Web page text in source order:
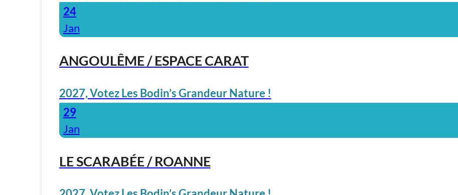
24
Jan
ANGOULÊME / ESPACE CARAT
2027, Votez Les Bodin’s Grandeur Nature !
29
Jan
LE SCARABÉE / ROANNE